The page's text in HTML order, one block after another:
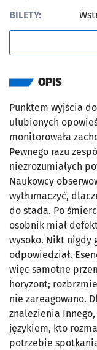
BILETY:
OPIS
Punktem wyjścia
ulubionych
monitorowała
Pewnego razu
niezrozumiałych
Naukowcy
wytłumaczyć,
do stada. Po
osobnik miał
wysoko. Nikt nigdy
odpowiedział.
więc samotne
horyzont;
nie zareagowano.
znalezienia Innego,
językiem, kto
potrzebie